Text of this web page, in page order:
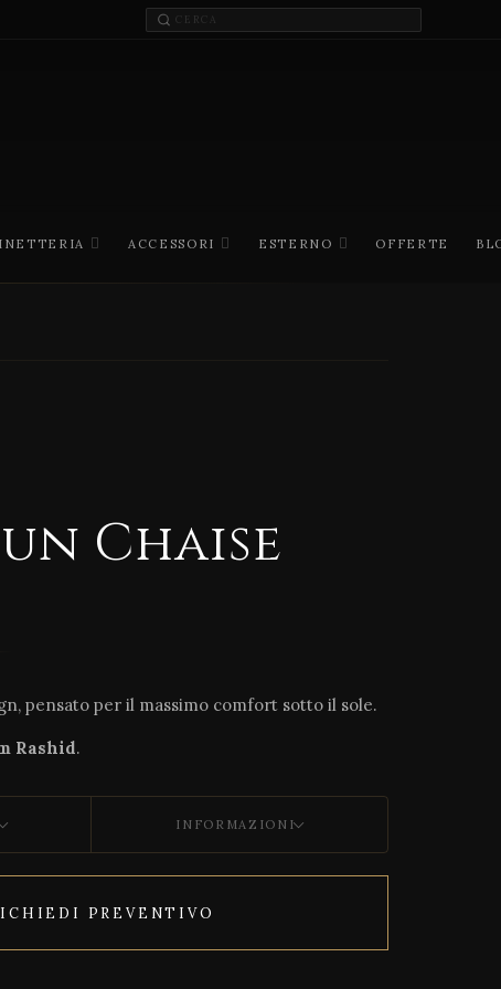
ACCESSORI ESTERNO OFFERTE
Chaise
pensato per il massimo comfort sotto il sole.
Rashid.
INFORMAZIONI
PREVENTIVO